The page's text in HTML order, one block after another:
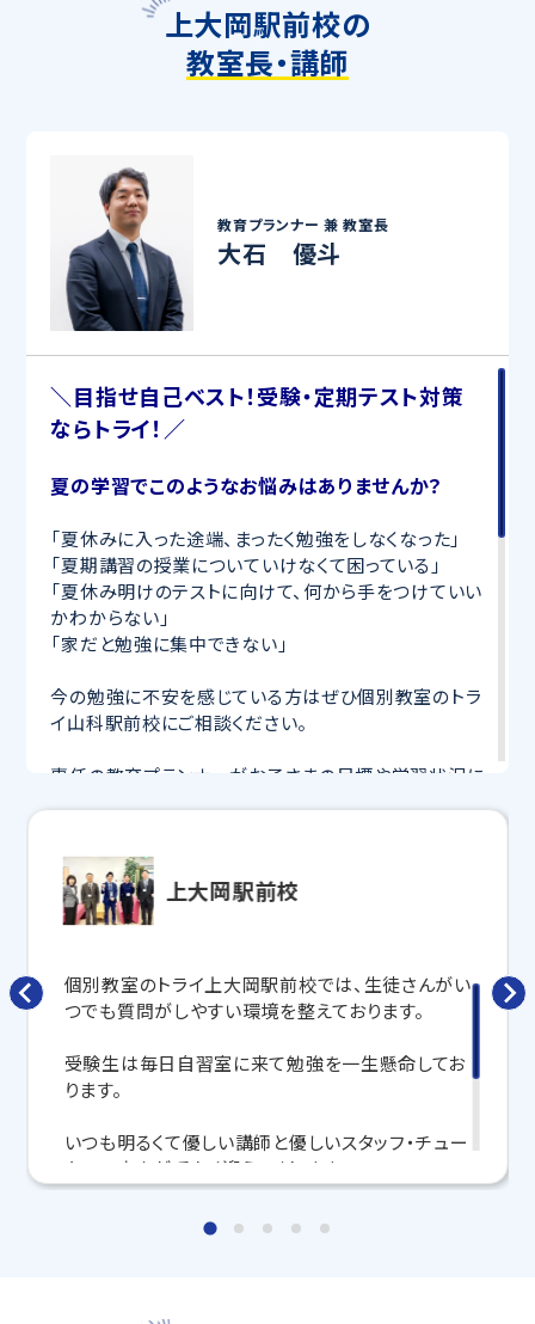
上大岡駅前校の
教室長・講師
教育プランナー 兼教室長
大石 優斗
＼目指せ自己ベスト！受験・定期テスト対策
ならトライ！／
夏の学習でこのようなお悩みはありませんか？
「夏休みに入った途端、まったく勉強をしなくなった」
「夏期講習の授業についていけなくて困っている」
「夏休み明けのテストに向けて、何から手をつけていい
かわからない」
「家だと勉強に集中できない」
今の勉強に不安を感じている方はぜひ個別教室のトラ
イ山科駅前校にご相談ください。
専任の教育プランナーがお子さまの目標や学習状況に
寧に教えてくれるから、効率良く成績アップを目指せま
す！
さらに、授業日以外も利用できる
要科目の対策ができる
します。
う！
いつでも受付中です。
こちら
教室長兼教育プランナー 大石 優斗
上大岡駅前校
個別教室のトライ上大岡駅前校では、生徒さんがい
つでも質問がしやすい環境を整えております。
受験生は毎日自習室に来て勉強を一生懸命してお
ります。
いつも明るくて優しい講師と優しいスタッフ・チュー
ターの方々が暖かく迎えてくれます！
個別教室のトライ上大岡駅前校でお待ちしておりま